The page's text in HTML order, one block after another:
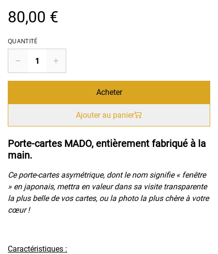
80,00 €
QUANTITÉ
Acheter
Ajouter au panier
Porte-cartes MADO, entièrement fabriqué à la
main.
Ce porte-cartes asymétrique, dont le nom signifie « fenêtre
» en japonais, mettra en valeur dans sa visite transparente
la plus belle de vos cartes, ou la photo la plus chère à votre
cœur !
Caractéristiques :